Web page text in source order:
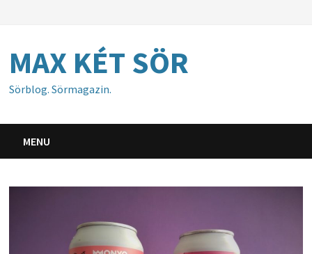
MAX KÉT SÖR
Sörblog. Sörmagazin.
MENU